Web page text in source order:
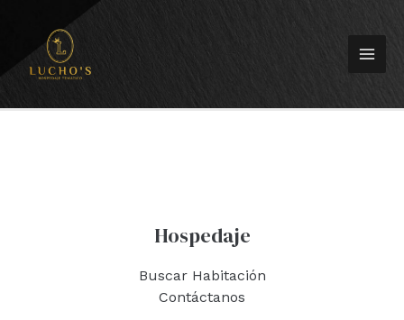
contenido
Hospedaje
Buscar Habitación
Contáctanos